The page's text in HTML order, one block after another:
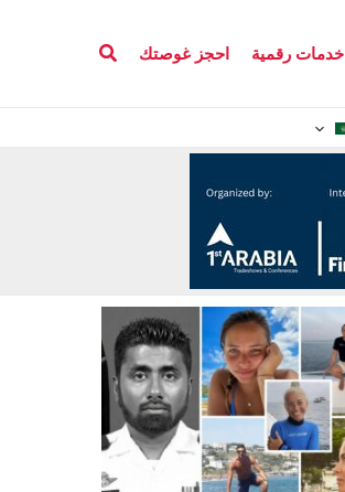
خدمات رقمية احجز غوصتك البحث